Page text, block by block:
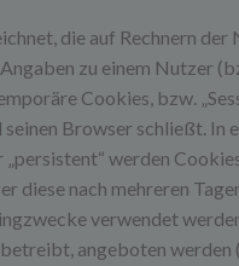
die auf Rechnern
zu einem Nutzer
Cookies, bzw.
Browser schließt. In
werden
diese nach mehreren
verwendet
angeboten werden